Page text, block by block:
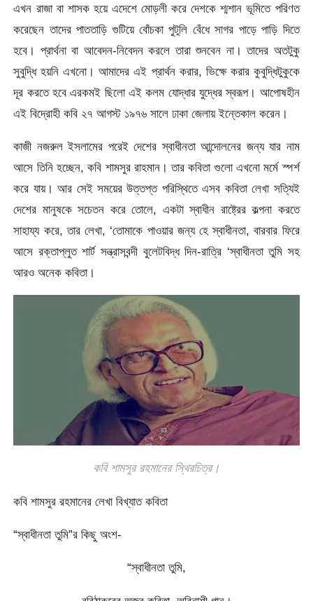
এখন রাজা বা শাসক হয়ে এদেশে মোড়লী করে দেশকে শ্মশান ভূমিতে পরিণত
করেছেন তাদের পাততাড়ি গুটিয়ে বোঁচকা পুটুলি বেঁধে সাগর পাড়ে পাড়ি দিতে
হবে। প্রার্থনা বা আবেদন-নিবেদন করলে তারা শুনবেন না। তাদের অতটুকু
সুবুদ্ধি হয়নি এখনো। আমাদের এই প্রার্থন করার, ভিক্ষে করার কুবুদ্ধিটুকুকে
দূর করতে হবে এরকমই ছিলো এই কলম যোদ্ধার যুদ্ধের স্বরূপ। আপোষহীন
এই বিদ্রোহী কবি ২৭ আগস্ট ১৯৭৬ সালে ঢাকা জেলায় ইন্তেকাল করেন।
কাজী নজরুল ইসলামের পরেই দেশের স্বাধীনতা আন্দোলনের জন্য যার নাম
আসে তিনি হচ্ছেন, কবি শামসুর রাহমান। তার কবিতা গুলো এখনো মর্মে স্পর্শ
করে যায়। আর সেই সময়ের উত্তপ্ত পরিস্থিতে এসব কবিতা লেখা সত্যিই
দেশের মানুষকে সচেতন করে তোলে, একটা স্বাধীন রাষ্ট্রের কল্পনা করতে
সাহায্য করে, তার লেখা, ‘তোমাকে পাওয়ার জন্য হে স্বাধীনতা, বারবার ফিরে
আসে রক্তাপ্লুত শার্ট সন্ত্রাসবন্দী বুলেটবিদ্ধ দিন-রাত্রি ‘স্বাধীনতা তুমি সহ
আরও অনেক কবিতা।
কবি শামসুর রহমানের স্থিরচিত্র।
কবি শামসুর রহমানের লেখা বিখ্যাত কবিতা
“স্বাধীনতা তুমি”র কিছু অংশ-
“স্বাধীনতা তুমি,